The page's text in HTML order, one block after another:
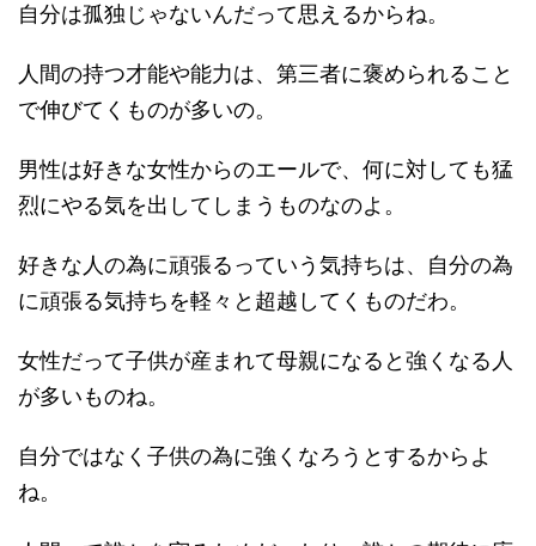
自分は孤独じゃないんだって思えるからね。
人間の持つ才能や能力は、第三者に褒められること
で伸びてくものが多いの。
男性は好きな女性からのエールで、何に対しても猛
烈にやる気を出してしまうものなのよ。
好きな人の為に頑張るっていう気持ちは、自分の為
に頑張る気持ちを軽々と超越してくものだわ。
女性だって子供が産まれて母親になると強くなる人
が多いものね。
自分ではなく子供の為に強くなろうとするからよ
ね。